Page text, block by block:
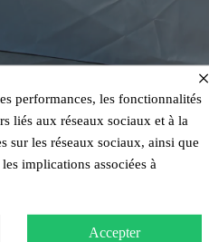
×
performances, les fonctionnalités
liés aux réseaux sociaux et à la
les réseaux sociaux, ainsi que
implications associées à
Accepter